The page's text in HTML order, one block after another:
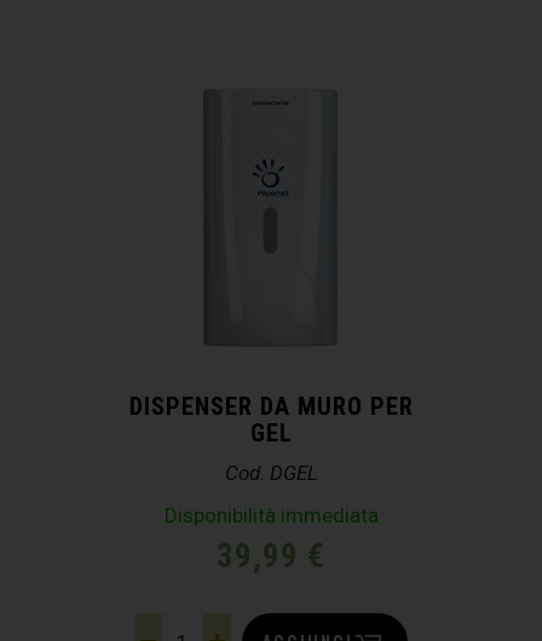
DISPENSER DA MURO PER
GEL
Cod. DGEL
Disponibilità immediata
39,99 €